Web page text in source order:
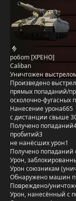
po6om [XPEHO]
Caliban
Уничтожен
Произведено
прямых попаданий/
осколочно-фугасных
Нанесение урона665
с дистанции свыше
Получено попаданий
пробитий3
не нанёсших урон1
Получено попаданий
Урон,
Урон союзникам
Обнаружено машин
Повреждено/
Урон, нанесённый с